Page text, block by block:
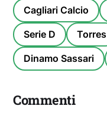
Cagliari Calcio
Serie D Torres
Dinamo Sassari
Commenti